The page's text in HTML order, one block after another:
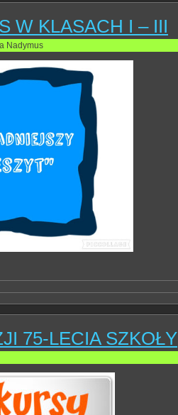
W KLASACH I – III
Nadymus
75-LECIA SZKOŁY